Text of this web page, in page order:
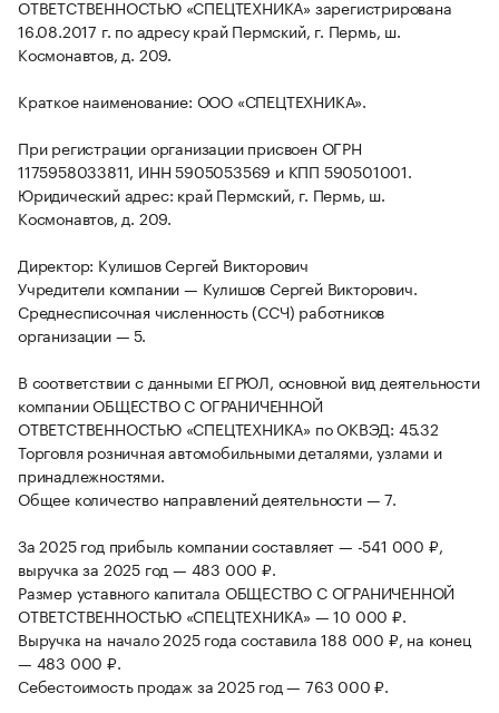
ОТВЕТСТВЕННОСТЬЮ «СПЕЦТЕХНИКА» зарегистрирована
16.08.2017 г. по адресу край Пермский, г. Пермь, ш.
Космонавтов, д. 209.
Краткое наименование: ООО «СПЕЦТЕХНИКА».
При регистрации организации присвоен ОГРН
1175958033811, ИНН 5905053569 и КПП 590501001.
Юридический адрес: край Пермский, г. Пермь, ш.
Космонавтов, д. 209.
Директор: Кулишов Сергей Викторович
Учредители компании — Кулишов Сергей Викторович.
Среднесписочная численность (ССЧ) работников
организации — 5.
В соответствии с данными ЕГРЮЛ, основной вид деятельности
компании ОБЩЕСТВО С ОГРАНИЧЕННОЙ
ОТВЕТСТВЕННОСТЬЮ «СПЕЦТЕХНИКА» по ОКВЭД: 45.32
Торговля розничная автомобильными деталями, узлами и
принадлежностями.
Общее количество направлений деятельности — 7.
За 2025 год прибыль компании составляет — -541 000 ₽,
выручка за 2025 год — 483 000 ₽.
Размер уставного капитала ОБЩЕСТВО С ОГРАНИЧЕННОЙ
ОТВЕТСТВЕННОСТЬЮ «СПЕЦТЕХНИКА» — 10 000 ₽.
Выручка на начало 2025 года составила 188 000 ₽, на конец
— 483 000 ₽.
Себестоимость продаж за 2025 год — 763 000 ₽.